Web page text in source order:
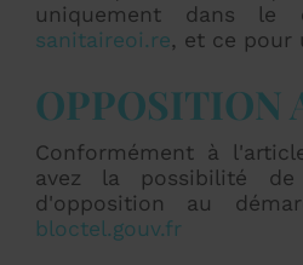
uniquement dans
sanitaireoi.re, et ce pour
OPPOSITION
Conformément à
avez la possibilité
d'opposition au
bloctel.gouv.fr